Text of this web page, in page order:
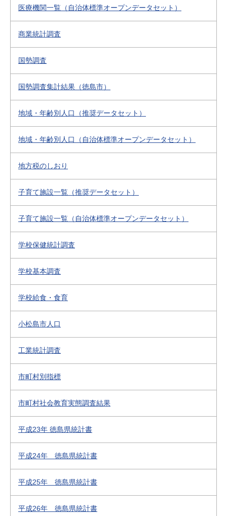
医療機関一覧（自治体標準オープンデータセット）
商業統計調査
国勢調査
国勢調査集計結果（徳島市）
地域・年齢別人口（推奨データセット）
地域・年齢別人口（自治体標準オープンデータセット）
地方税のしおり
子育て施設一覧（推奨データセット）
子育て施設一覧（自治体標準オープンデータセット）
学校保健統計調査
学校基本調査
学校給食・食育
小松島市人口
工業統計調査
市町村別指標
市町村社会教育実態調査結果
平成23年 徳島県統計書
平成24年 徳島県統計書
平成25年 徳島県統計書
平成26年 徳島県統計書